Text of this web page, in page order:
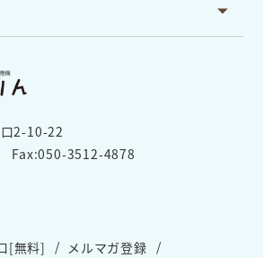
2-10-22
Fax:050-3512-4878
[無料]
メルマガ登録